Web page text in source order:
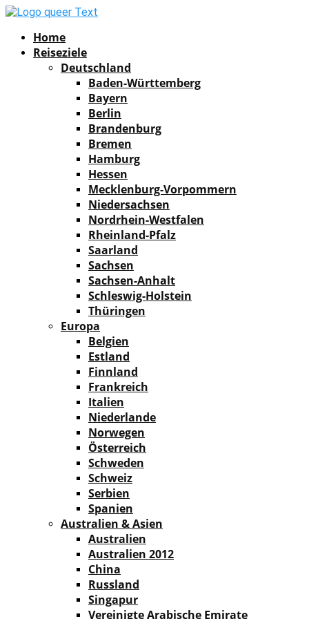
Home
Reiseziele
Deutschland
Baden-Württemberg
Bayern
Berlin
Brandenburg
Bremen
Hamburg
Hessen
Mecklenburg-Vorpommern
Niedersachsen
Nordrhein-Westfalen
Rheinland-Pfalz
Saarland
Sachsen
Sachsen-Anhalt
Schleswig-Holstein
Thüringen
Europa
Belgien
Estland
Finnland
Frankreich
Italien
Niederlande
Norwegen
Österreich
Schweden
Schweiz
Serbien
Spanien
Australien & Asien
Australien
Australien 2012
China
Russland
Singapur
Vereinigte Arabische Emirate